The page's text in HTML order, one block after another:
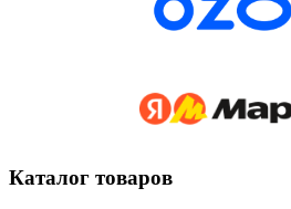
Каталог товаров